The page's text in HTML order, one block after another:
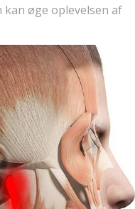
øge oplevelsen af